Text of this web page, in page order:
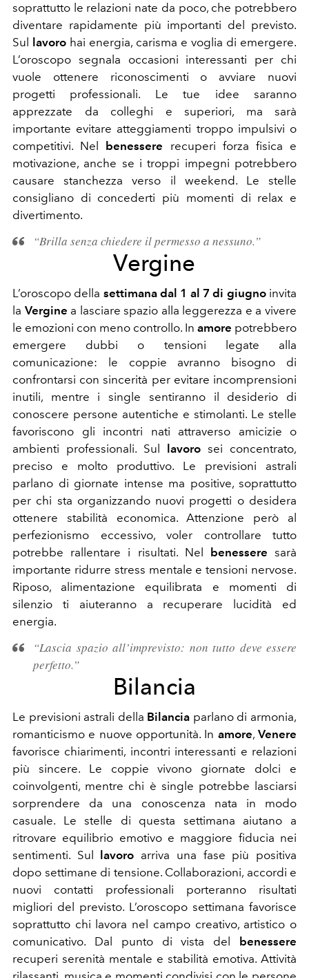
soprattutto le relazioni nate da poco, che potrebbero
diventare rapidamente più importanti del previsto.
Sul
lavoro hai energia, carisma e voglia di emergere.
L’oroscopo segnala occasioni interessanti per chi
vuole ottenere riconoscimenti o avviare nuovi
progetti professionali. Le tue idee saranno
apprezzate da colleghi e superiori, ma sarà
importante evitare atteggiamenti troppo impulsivi o
competitivi. Nel
benessere recuperi forza fisica e
motivazione, anche se i troppi impegni potrebbero
causare stanchezza verso il weekend. Le stelle
consigliano di concederti più momenti di relax e
divertimento.
“Brilla senza chiedere il permesso a nessuno.”
Vergine
L’oroscopo della settimana dal 1 al 7 di giugno invita
la Vergine a lasciare spazio alla leggerezza e a vivere
le emozioni con meno controllo. In amore potrebbero
emergere dubbi o tensioni legate alla
comunicazione: le coppie avranno bisogno di
confrontarsi con sincerità per evitare incomprensioni
inutili, mentre i single sentiranno il desiderio di
conoscere persone autentiche e stimolanti. Le stelle
favoriscono gli incontri nati attraverso amicizie o
ambienti professionali. Sul
lavoro sei concentrato,
preciso e molto produttivo. Le previsioni astrali
parlano di giornate intense ma positive, soprattutto
per chi sta organizzando nuovi progetti o desidera
ottenere stabilità economica. Attenzione però al
perfezionismo eccessivo, voler controllare tutto
potrebbe rallentare i risultati. Nel
benessere sarà
importante ridurre stress mentale e tensioni nervose.
Riposo, alimentazione equilibrata e momenti di
silenzio ti aiuteranno a recuperare lucidità ed
energia.
“Lascia spazio all’imprevisto: non tutto deve essere
perfetto.”
Bilancia
Le previsioni astrali della Bilancia parlano di armonia,
romanticismo e nuove opportunità. In amore,Venere
favorisce chiarimenti, incontri interessanti e relazioni
più sincere. Le coppie vivono giornate dolci e
coinvolgenti, mentre chi è single potrebbe lasciarsi
sorprendere da una conoscenza nata in modo
casuale. Le stelle di questa settimana aiutano a
ritrovare equilibrio emotivo e maggiore fiducia nei
sentimenti. Sul
lavoro arriva una fase più positiva
dopo settimane di tensione. Collaborazioni, accordi e
nuovi contatti professionali porteranno risultati
migliori del previsto. L’oroscopo settimana favorisce
soprattutto chi lavora nel campo creativo, artistico o
comunicativo. Dal punto di vista del
benessere
recuperi serenità mentale e stabilità emotiva. Attività